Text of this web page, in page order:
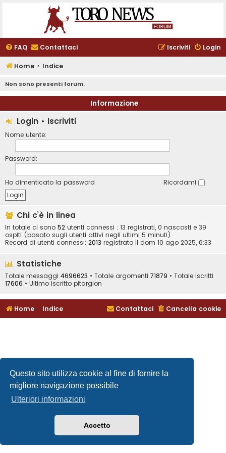
Questo sito utilizza cookie al fine di fornire la
migliore navigazione possibile
Ulteriori informazioni
Accetto
FAQ Contattaci Login
Iscriviti
Home Indice
Non sono presenti forum.
Informazione
Login • Iscriviti
Nome utente:
Password:
Ho dimenticato la password Ricordami
Chi c’è in linea
In totale ci sono 52 utenti connessi : 13 registrati, 0 nascosti e 39
ospiti (basato sugli utenti attivi negli ultimi 5 minuti)
Record di utenti connessi: 2013 registrato il dom 10 ago 2025, 6:33
Statistiche
Totale messaggi 4696623 • Totale argomenti 71879 • Totale iscritti
17606 • Ultimo iscritto pitargion
Home Indice Cancella cookie
Contattaci